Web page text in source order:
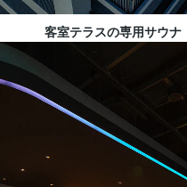
客室テラスの専用サウナ